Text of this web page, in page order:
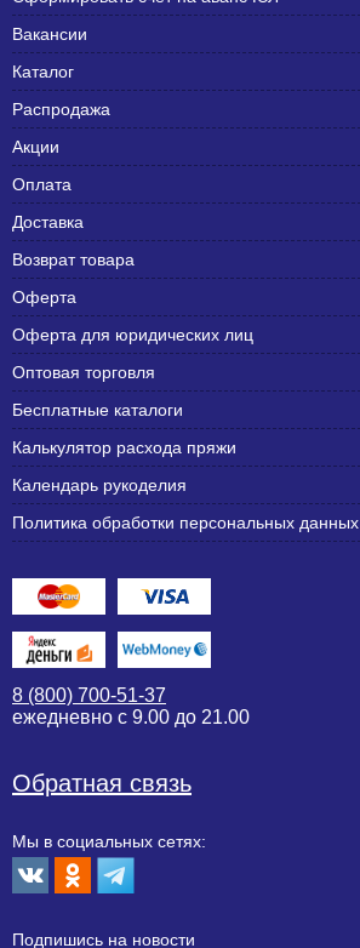
Вакансии
Каталог
Распродажа
Акции
Оплата
Доставка
Возврат товара
Оферта
Оферта для юридических лиц
Оптовая торговля
Бесплатные каталоги
Калькулятор расхода пряжи
Календарь рукоделия
Политика обработки персональных данных
8 (800) 700-51-37
ежедневно с 9.00 до 21.00
Обратная связь
Мы в социальных сетях:
Подпишиcь на новости